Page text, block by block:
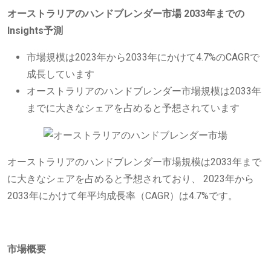
オーストラリアのハンドブレンダー市場 2033年までの
Insights予測
市場規模は2023年から2033年にかけて4.7%のCAGRで
成長しています
オーストラリアのハンドブレンダー市場規模は2033年
までに大きなシェアを占めると予想されています
オーストラリアのハンドブレンダー市場規模は2033年まで
に大きなシェアを占めると予想されており、 2023年から
2033年にかけて年平均成長率（CAGR）は4.7%です。
市場概要